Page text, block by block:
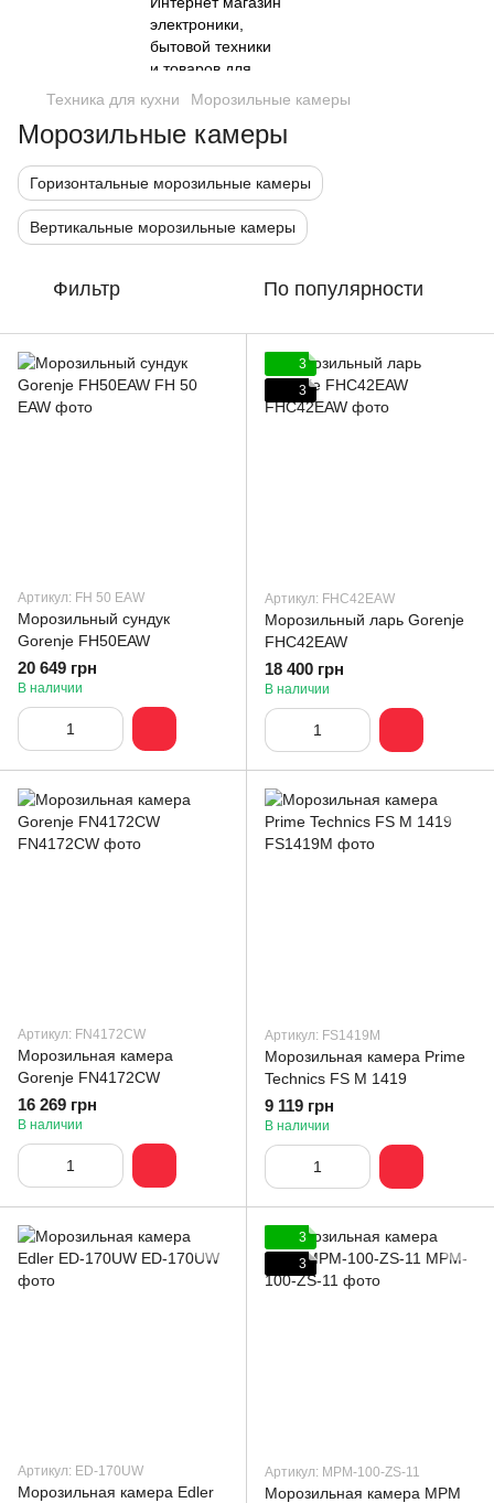
Техника для кухни Морозильные камеры
Морозильные камеры
Горизонтальные морозильные камеры
Вертикальные морозильные камеры
Фильтр По популярности
Артикул: FH 50 EAW
Морозильный сундук
Gorenje FH50EAW
20 649 грн
В наличии
3
3
Артикул: FHC42EAW
Морозильный ларь Gorenje
FHC42EAW
18 400 грн
В наличии
Артикул: FN4172CW
Морозильная камера
Gorenje FN4172CW
16 269 грн
В наличии
Артикул: FS1419M
Морозильная камера Prime
Technics FS M 1419
9 119 грн
В наличии
Артикул: ED-170UW
Морозильная камера Edler
3
3
Артикул: MPM-100-ZS-11
Морозильная камера MPM